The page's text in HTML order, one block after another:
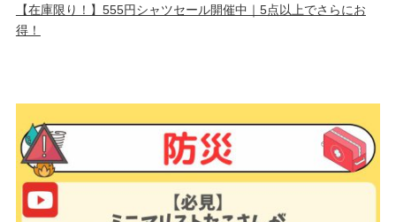
【在庫限り！】555円シャツセール開催中｜5点以上でさらにお
得！